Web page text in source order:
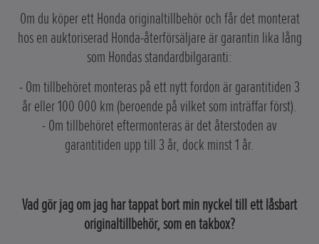
Om du köper ett Honda originaltillbehör och får det monterat
hos en auktoriserad Honda-återförsäljare är garantin lika lång
som Hondas standardbilgaranti:
- Om tillbehöret monteras på ett nytt fordon är garantitiden 3
år eller 100 000 km (beroende på vilket som inträffar först).
- Om tillbehöret eftermonteras är det återstoden av
garantitiden upp till 3 år, dock minst 1 år.
Vad gör jag om jag har tappat bort min nyckel till ett låsbart
originaltillbehör, som en takbox?